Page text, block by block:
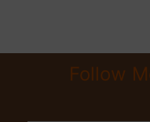
&
GEMÜTLICH
Follow